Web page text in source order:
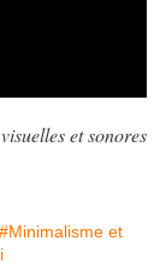
et sonores
#Minimalisme et